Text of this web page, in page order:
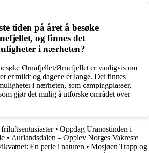
tiden på året å besøke
og finnes det
i nærheten?
Ørnafjellet/Ørnefjellet er vanligvis om
er mildt og dagene er lange. Det finnes
i nærheten, som campingplasser,
gjør det mulig å utforske området over
• Oppdag Uranostinden i
• Aurlandsdalen – Opplev Norges Vakreste
En perle i naturen • Mosjøen Trapp og